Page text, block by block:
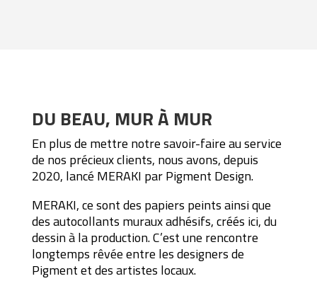
DU BEAU, MUR À MUR
En plus de mettre notre savoir-faire au service
de nos précieux clients, nous avons, depuis
2020, lancé MERAKI par Pigment Design.
MERAKI, ce sont des papiers peints ainsi que
des autocollants muraux adhésifs, créés ici, du
dessin à la production. C’est une rencontre
longtemps rêvée entre les designers de
Pigment et des artistes locaux.